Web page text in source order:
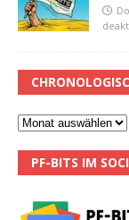
PF-BITS IM